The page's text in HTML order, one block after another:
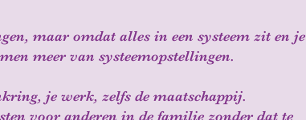
maar omdat alles in een systeem zit en je
meer van systeemopstellingen.
je werk, zelfs de maatschappij.
voor anderen in de familie zonder dat te